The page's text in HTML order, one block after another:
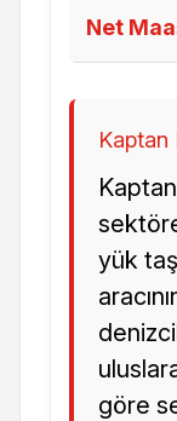
Net
Kaptan
yük
göre